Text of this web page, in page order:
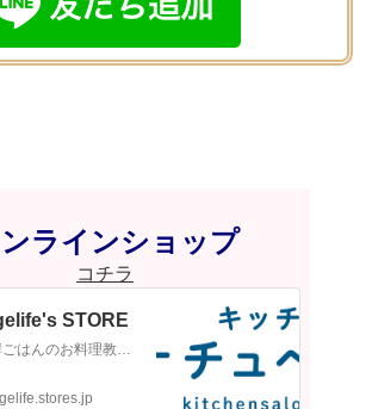
ラインショップ
コチラ
STORE
旬菜と発酵ごはんのお料理教室 キッチンサロン「ナチュベジ ライフ」代表のLisaです。旬のお野菜や果物、そして日本の伝統発酵調味料を使ったお料理教室を主宰しています。手に入りやすい食材で簡単に美味しく、そして身体に優しいお料理や季節の手仕事を皆さんと共に楽しみたいです。こちらでは当教室オリジナル『無添加発酵調味料』『簡単レシピ＆動画』と厳選した…